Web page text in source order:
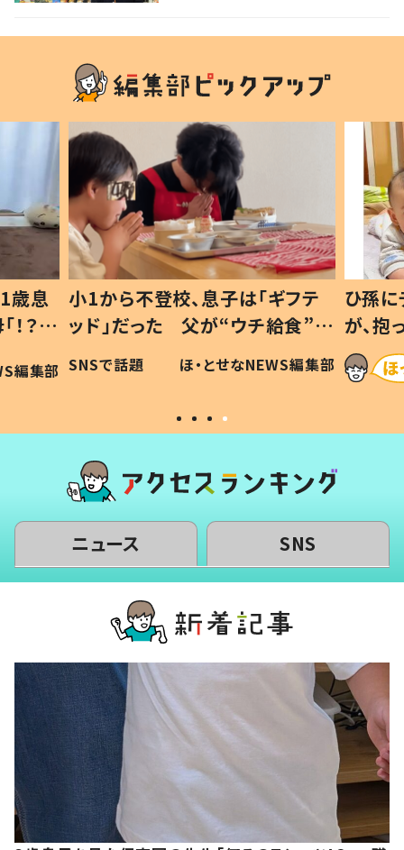
歳息
？」
編集部
小1から不登校、息子は「ギフテ
ッド」だった 父が“ウチ給食”を
作り続ける理由とは #令和の親
#令和の子
SNSで話題 ほ・とせなNEWS編集部
ひ孫
が、
「涙が
い」
ニュース SNS